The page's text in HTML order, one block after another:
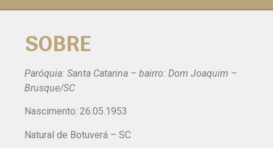
SOBRE
Paróquia: Santa Catarina – bairro: Dom Joaquim –
Brusque/SC
Nascimento: 26.05.1953
Natural de Botuverá – SC